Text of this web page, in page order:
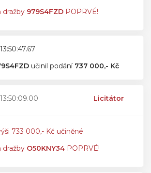
dražby 979S4FZD POPRVÉ!
učinil podání 737 000,- Kč
Licitátor
733 000,- Kč učiněné
dražby O50KNY34 POPRVÉ!